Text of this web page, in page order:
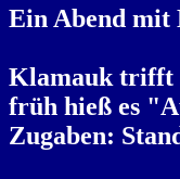
Ein Abend mit
Klamauk trifft
früh hieß es
Zugaben: